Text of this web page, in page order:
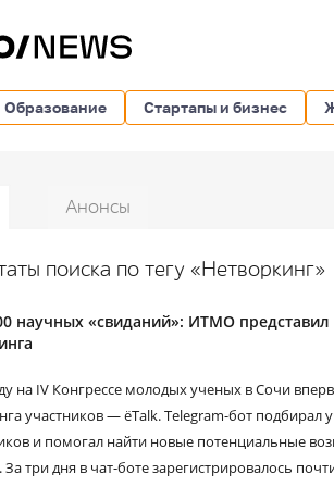
Образование Стартапы и бизнес
Анонсы
поиска по тегу «Нетворкинг»
научных «свиданий»: ИТМО
на IV Конгрессе молодых ученых в Сочи
участников — ёTalk. Telegram-бот подбирал
и помогал найти новые потенциальные
За три дня в чат-боте зарегистрировалось